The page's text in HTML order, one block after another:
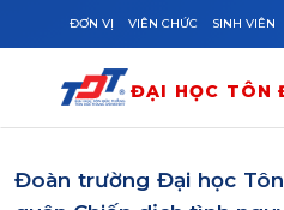
Skip to main content
ĐƠN VỊ VIÊN CHỨC SINH VIÊN
ĐẠI HỌC TÔN
Đoàn trường Đại học